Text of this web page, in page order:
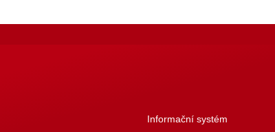
Informační systém